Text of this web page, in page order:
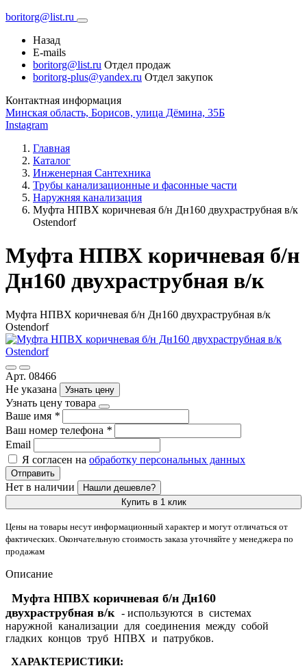
boritorg@list.ru
Назад
E-mails
boritorg@list.ru Отдел продаж
boritorg-plus@yandex.ru Отдел закупок
Контактная информация
Минская область, Борисов, улица Дёмина, 35Б
Instagram
Главная
Каталог
Инженерная Сантехника
Трубы канализационные и фасонные части
Наружняя канализация
Муфта НПВХ коричневая б/н Дн160 двухраструбная в/к
Ostendorf
Муфта НПВХ коричневая б/н
Дн160 двухраструбная в/к
Муфта НПВХ коричневая б/н Дн160 двухраструбная в/к
Ostendorf
Арт. 08466
Не указана
Узнать цену
Узнать цену товара
Ваше имя *
Ваш номер телефона *
Email
Я согласен на обработку персональных данных
Отправить
Нет в наличии
Нашли дешевле?
Купить в 1 клик
Цены на товары несут информационный характер и могут отличаться от
фактических. Окончательную стоимость заказа уточняйте у менеджера по
продажам
Описание
Муфта НПВХ коричневая б/н Дн160
двухраструбная в/к - используются в системах
наружной канализации для соединения между собой
гладких концов труб НПВХ и патрубков.
ХАРАКТЕРИСТИКИ: